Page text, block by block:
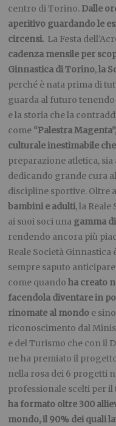
centro di Torino. Dalle
aperitivo guardando le
circensi. La Festa
cadenza mensile per
Ginnastica di Torino,la
perché è nata prima di
guarda al futuro tenendo
e la storia che la
come “Palestra
culturale inestimabile
preparazione atletica,
dedicando grande cura
discipline sportive. Oltre
bambini e adulti, la
ai suoi soci una gamma
rendendo ancora più
Reale Società
sempre saputo
come quandoha creato
facendola diventare in
rinomate al mondo e
riconoscimento dal
e del Turismo che con il
ne ha premiato il
nella rosa dei 6 progetti
professionale scelti per il
ha formato oltre 300
mondo, il 90% dei quali